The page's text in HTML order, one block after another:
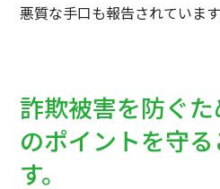
悪質な手口も報告されています
詐欺被害を防ぐ
のポイントを守
す。